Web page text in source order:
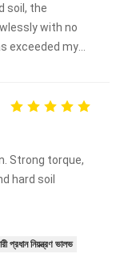
soil, the
with no
exceeded my
Strong torque,
hard soil
নিয়ন্ত্রণ ভালভ